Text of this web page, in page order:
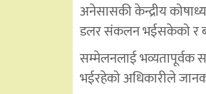
अनेसासकी केन्द्रीय
डलर संकलन भईसकेको र
सम्मेलनलाई भव्यतापूर्वक
भईरहेको अधिकारीले